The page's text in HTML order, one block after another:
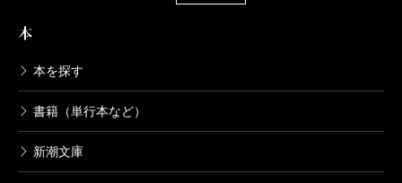
本
本を探す
書籍（単行本など）
新潮文庫